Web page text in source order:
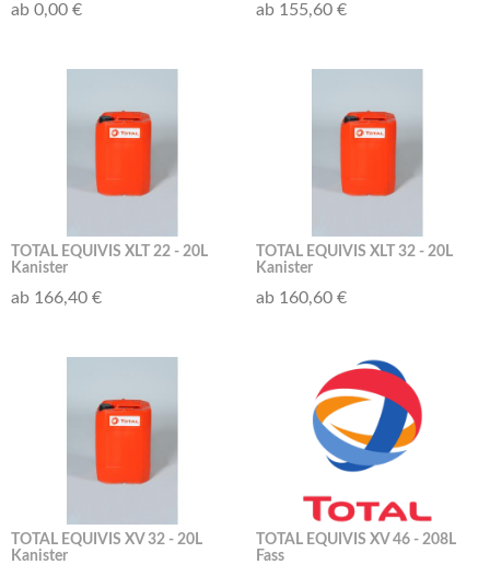
ab 0,00 € ab 155,60 €
TOTAL EQUIVIS XLT 22 - 20L
Kanister
ab 166,40 €
TOTAL EQUIVIS XLT 32 - 20L
Kanister
ab 160,60 €
TOTAL EQUIVIS XV 32 - 20L
Kanister
TOTAL EQUIVIS XV 46 - 208L
Fass